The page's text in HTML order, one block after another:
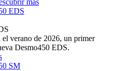
más
EDS
verano de 2026, un primer
Desmo450 EDS.
SM